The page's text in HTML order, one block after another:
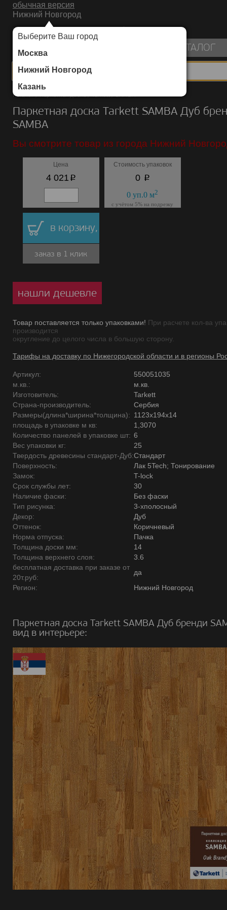
обычная версия
Нижний Новгород
Выберите Ваш город
Москва
Нижний Новгород
Казань
ИНТЕРНЕТ-МАГАЗИН НАПОЛЬНЫХ ПОКРЫТИЙ
КАТАЛОГ
Каталог/Паркетная доска/Tarkett/SAMBA
Паркетная доска Tarkett SAMBA Дуб
SAMBA
Вы смотрите товар из города Нижний
Цена
4 021 p
Стоимость упаковок
0 p
0 уп.0 м2
с учётом 5% на подрезку
в корзину,
заказ в 1 клик
нашли дешевле
Товар поставляется только упаковками! При расчете кол-ва
производится
округление до целого числа в большую сторону.
Тарифы на доставку по Нижегородской области и в регионы
Артикул:
550051035
м.кв.:
м.кв.
Изготовитель:
Tarkett
Страна-производитель:
Сербия
Размеры(длина*ширина*толщина): 1123х194х14
площадь в упаковке м кв:
1,3070
Количество панелей в упаковке шт: 6
Вес упаковки кг:
25
Твердость древесины стандарт-Дуб:Стандарт
Поверхность:
Лак 5Tech; Тонирование
Замок:
T-lock
Срок службы лет:
30
Наличие фаски:
Без фаски
Тип рисунка:
3-хполосный
Декор:
Дуб
Оттенок:
Коричневый
Норма отпуска:
Пачка
Толщина доски мм:
14
Толщина верхнего слоя:
3.6
бесплатная доставка при заказе от
20т.руб:
да
Регион:
Нижний Новгород
Паркетная доска Tarkett SAMBA Дуб бренди
вид в интерьере: